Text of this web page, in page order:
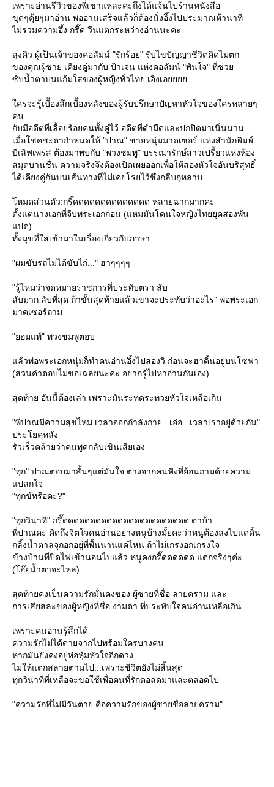
เพราะอ่านรีวิวของพี่เขาแหละคะถึงได้แจ้นไปร้านหนังสือ
ขุดๆคุ้ยๆมาอ่าน พออ่านเสร็จแล้วก็ต้องนั่งอึ้งไปประมาณห้านาที
ไม่รวมความอึ้ง กรี๊ด วีนแตกระหว่างอ่านนะคะ
ลุงคิว ผู้เป็นเจ้าของคอลัมน์ "รักร้อย" รับไขปัญญาชีวิตคิดไม่ตก
ของคุณผู้ชาย เคียงคู่มากับ ป้าเจน แห่งคอลัมน์ "พันใจ" ที่ช่ว
ซับน้ำตาบนแก้มใสของผู้หญิงทั่วไทย เอิงเอ
ครจะรู้เบื้องลึกเบื้องหลังของผู้รับปรึกษาปัญหาหัวใจของใครหลายๆ
คน
กับมีอดีตที่เลื้อยร้อยคนทั้งคู่ไว้ อดีตที่ดำมืดและปกปิดมาเนิ่นนาน
เมื่อโชคชะตากำหนดให้ "ปาณ" ชายหนุ่มมาดเซอร์ แห่งสำนักพิมพ์
บีเลิฟเพรส ต้องมาพบกับ "พวงชมพู" บรรณารักษ์สาวเปรี้ยวแห่งห้อง
สมุดบานชื่น ความจริงจึงต้องเปิดเผยออกเพื่อให้สองหัวใจอันบริสุทธิ์
ได้เคียงคู่กันบนเส้นทางที่ไม่เคยโรยไว้ซึ่งกลีบกุหลาบ
หมดส่วนตัว:กรี๊ดดดดดดดดดดดดดด หลายฉากมากคะ
ตั้งแต่นางเอกที่จีบพระเอกก่อน (แหมมันโดนใจหญิงไทยยุคสองพัน
ปด)
ทั้งมุขที่ใส่เข้ามาในเรื่องเกี่ยวกับภาษา
"ผมขับรถไม่ได้ขับไก่..." ฮาๆๆๆๆ
"รู้ไหมว่าจดหมายราชการที่ประทับตรา ลับ
ลับมาก ลับที่สุด ถ้าขั้นสุดท้ายแล้วเขาจะประทับว่าอะไร" พ่อพระเอก
มาดเซอร์ถาม
"ยอมแพ้" พวงชมพูตอบ
ล้วพ่อพระเอกหนุ่มก็ทำคนอ่านอึ้งไปสองวิ ก่อนจะฮาดิ้นอยู่บนโซฟา
(ส่วนคำตอบไม่ขอเฉลยนะคะ อยากรู้ไปหาอ่านกันเอง)
สุดท้าย อันนี้ต้องเล่า เพราะมันระทดระทวยหัวใจเหลือเกิน
"พี่ปาณมีความสุขไหม เวลาออกกำลังกาย...เอ่อ...เวลาเราอยู่ด้วยกัน"
ประโยคหลัง
รัวเร็วคล้ายว่าคนพูดกลับเขินเสียเอง
"ทุก" ปาณตอบมาสั้นๆแต่มั่นใจ ต่างจากคนฟังที่ย้อนถามด้วยความ
ปลกใจ
"ทุกข์หรือคะ?"
"ทุกวินาที" กรี๊ดดดดดดดดดดดดดดดดดดดดดดด ตาบ้า
พี่ปาณคะ คิดถึงจิตใจคนอ่านอย่างหนูบ้างมั้ยคะว่าหนูต้องลงไปแดดิ้น
กลิ้งน้ำตาลจุกอกอยู่ที่พื้นนานแค่ไหน ถ้าไม่เกรงอกเกรงใจ
ข้างบ้านที่ปิดไฟเข้านอนไปแล้ว หนูคงกรี๊ดดดดดด แตกจริงๆค่ะ
(โอ๊ยน้ำตาจะไหล)
สุดท้ายคงเป็นความรักมั่นคงของ ผู้ชายที่ชื่อ ลายคราม และ
การเสียสละของผู้หญิงที่ชื่อ งามตา ที่ประทับใจคนอ่านเหลือเกิน
เพราะคนอ่านรู้สึกได้
ความรักไม่ได้ตายจากไปพร้อมใครบางคน
หากมันยังคงอยู่ห่อหุ้มหัวใจอีกดวง
ไม่ให้แตกสลายตามไป...เพราะชีวิตยังไม่สิ้นสุด
ทุกวินาทีที่เหลือจะขอใช้เพื่อคนที่รักตอลดมาและตลอดไป
"ความรักที่ไม่มีวันตาย คือความรักของผู้ชายชื่อลายคราม"